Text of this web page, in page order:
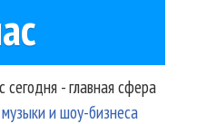
- главная сфера
и шоу-бизнеса